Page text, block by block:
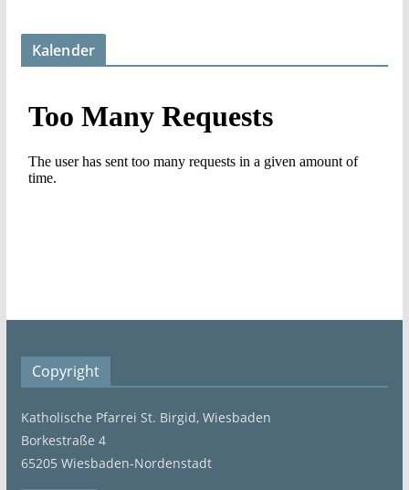
Kalender
Copyright
Katholische Pfarrei St. Birgid, Wiesbaden
Borkestraße 4
65205 Wiesbaden-Nordenstadt